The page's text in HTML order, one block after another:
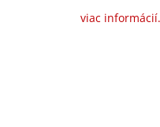
viac